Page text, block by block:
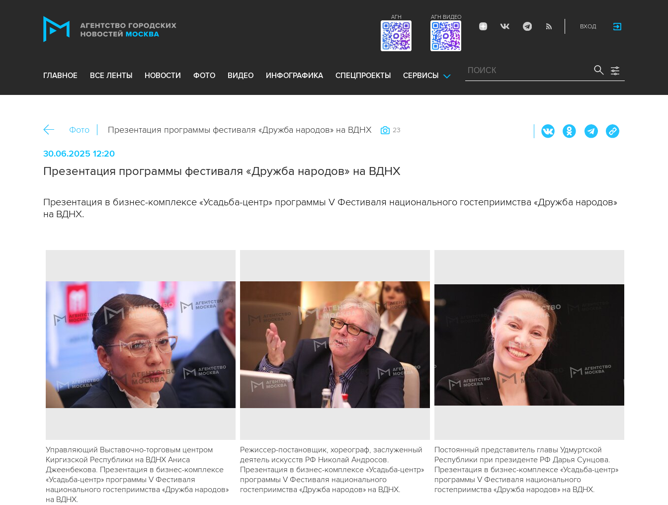
ВХОД
АГН ВИДЕО
АГН
ГЛАВНОЕ ВСЕ ЛЕНТЫ НОВОСТИ ФОТО ВИДЕО ИНФОГРАФИКА СПЕЦПРОЕКТЫ СЕРВИСЫ
Фото Презентация программы фестиваля «Дружба народов» на ВДНХ 23
30.06.2025 12:20
Презентация программы фестиваля «Дружба народов» на ВДНХ
Презентация в бизнес-комплексе «Усадьба-центр» программы V Фестиваля национального гостеприимства «Дружба народов»
на ВДНХ.
Управляющий Выставочно-торговым центром
Киргизской Республики на ВДНХ Аниса
Джеенбекова. Презентация в бизнес-комплексе
«Усадьба-центр» программы V Фестиваля
национального гостеприимства «Дружба народов»
на ВДНХ.
Режиссер-постановщик, хореограф, заслуженный
деятель искусств РФ Николай Андросов.
Презентация в бизнес-комплексе «Усадьба-центр»
программы V Фестиваля национального
гостеприимства «Дружба народов» на ВДНХ.
Постоянный представитель главы Удмуртской
Республики при президенте РФ Дарья Сунцова.
Презентация в бизнес-комплексе «Усадьба-центр»
программы V Фестиваля национального
гостеприимства «Дружба народов» на ВДНХ.